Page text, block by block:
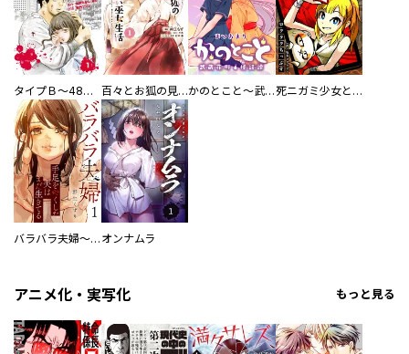
タイプＢ～48時間後、致死率100％～【単話】 百々とお狐の見習い巫女生活【単行本版】 かのとこと～武蔵花町怪話譚～ 【連載版】 死ニガミ少女とスマホ神
バラバラ夫婦～手足をなくした夫はまだ生きてる オンナムラ
アニメ化・実写化 もっと見る